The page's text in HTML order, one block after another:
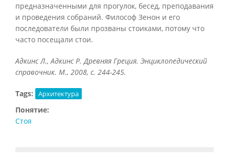
предназначенными для прогулок, бесед, преподавания
и проведения собраний. Философ Зенон и его
последователи были прозваны стоиками, потому что
часто посещали стои.
Адкинс Л., Адкинс Р. Древняя Греция. Энциклопедический
справочник. М., 2008, с. 244-245.
Tags: Архитектура
Понятие:
Стоя